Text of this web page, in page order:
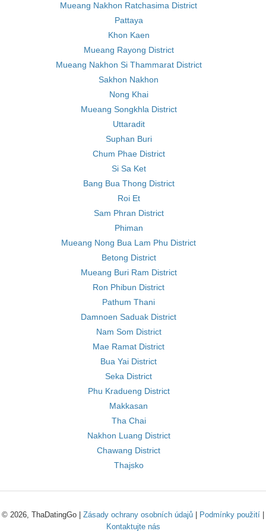
Mueang Nakhon Ratchasima District
Pattaya
Khon Kaen
Mueang Rayong District
Mueang Nakhon Si Thammarat District
Sakhon Nakhon
Nong Khai
Mueang Songkhla District
Uttaradit
Suphan Buri
Chum Phae District
Si Sa Ket
Bang Bua Thong District
Roi Et
Sam Phran District
Phiman
Mueang Nong Bua Lam Phu District
Betong District
Mueang Buri Ram District
Ron Phibun District
Pathum Thani
Damnoen Saduak District
Nam Som District
Mae Ramat District
Bua Yai District
Seka District
Phu Kradueng District
Makkasan
Tha Chai
Nakhon Luang District
Chawang District
Thajsko
© 2026, ThaDatingGo | Zásady ochrany osobních údajů Podmínky použití
Kontaktujte nás